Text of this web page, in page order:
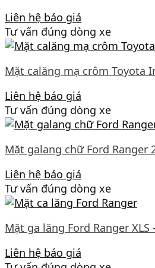
Liên hệ báo giá
Tư vấn đúng dòng xe
Mặt calăng mạ crôm Toyota
Liên hệ báo giá
Tư vấn đúng dòng xe
Mặt galang chữ Ford Ranger
Liên hệ báo giá
Tư vấn đúng dòng xe
Mặt ga lăng Ford Ranger XLS
Liên hệ báo giá